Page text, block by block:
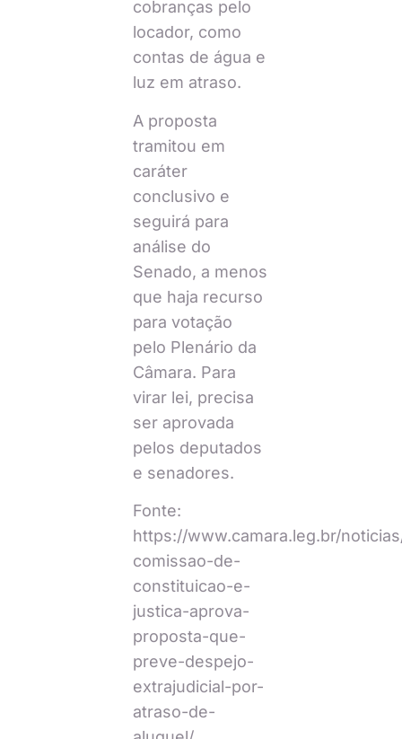
cobranças pelo
locador, como
contas de água e
luz em atraso.
A proposta
tramitou em
caráter
conclusivo e
seguirá para
análise do
Senado, a menos
que haja recurso
para votação
pelo Plenário da
Câmara. Para
virar lei, precisa
ser aprovada
pelos deputados
e senadores.
Fonte:
https://www.camara.leg.br/
comissao-de-
constituicao-e-
justica-aprova-
proposta-que-
preve-despejo-
extrajudicial-por-
atraso-de-